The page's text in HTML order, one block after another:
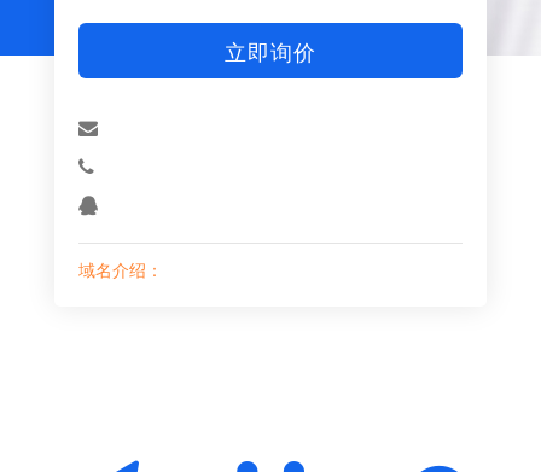
立即询价
域名介绍：